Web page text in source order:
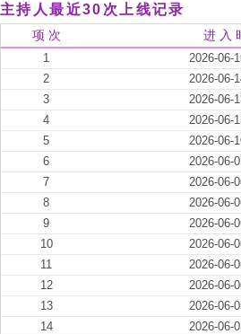
主持人最近30次上线记录
项 次 进 入
1 2026-06-
2
2026-06-
3
2026-06-
4
2026-06-
5
2026-06-
6
2026-06-
7
2026-06-
8
2026-06-
9
2026-06-
10
2026-06-
11
2026-06-
12
2026-06-
13
2026-06-
14
2026-06-